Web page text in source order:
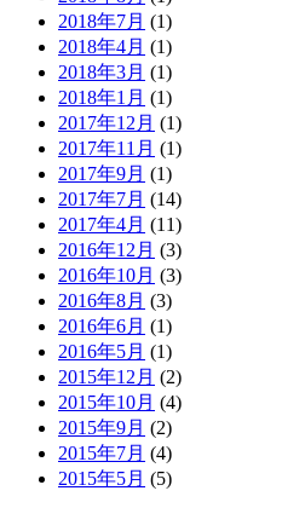
2018年7月 (1)
2018年4月 (1)
2018年3月 (1)
2018年1月 (1)
2017年12月 (1)
2017年11月 (1)
2017年9月 (1)
2017年7月 (14)
2017年4月 (11)
2016年12月 (3)
2016年10月 (3)
2016年8月 (3)
2016年6月 (1)
2016年5月 (1)
2015年12月 (2)
2015年10月 (4)
2015年9月 (2)
2015年7月 (4)
2015年5月 (5)